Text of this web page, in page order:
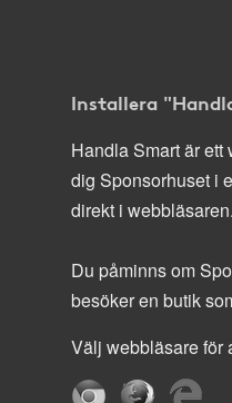
Installera
Handla Smart är
dig Sponsorhuset i
direkt i webbläsaren.
Du påminns om
besöker en butik
Välj webbläsare för